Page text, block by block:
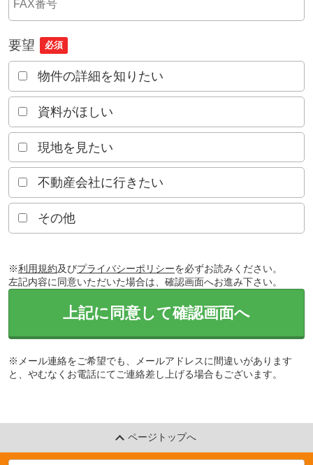
要望 必須
物件の詳細を知りたい
資料がほしい
現地を見たい
不動産会社に行きたい
その他
※利用規約及びプライバシーポリシーを必ずお読みください。
左記内容に同意いただいた場合は、確認画面へお進み下さい。
上記に同意して確認画面へ
※メール連絡をご希望でも、メールアドレスに間違いがあります
と、やむなくお電話にてご連絡差し上げる場合もございます。
ページトップへ